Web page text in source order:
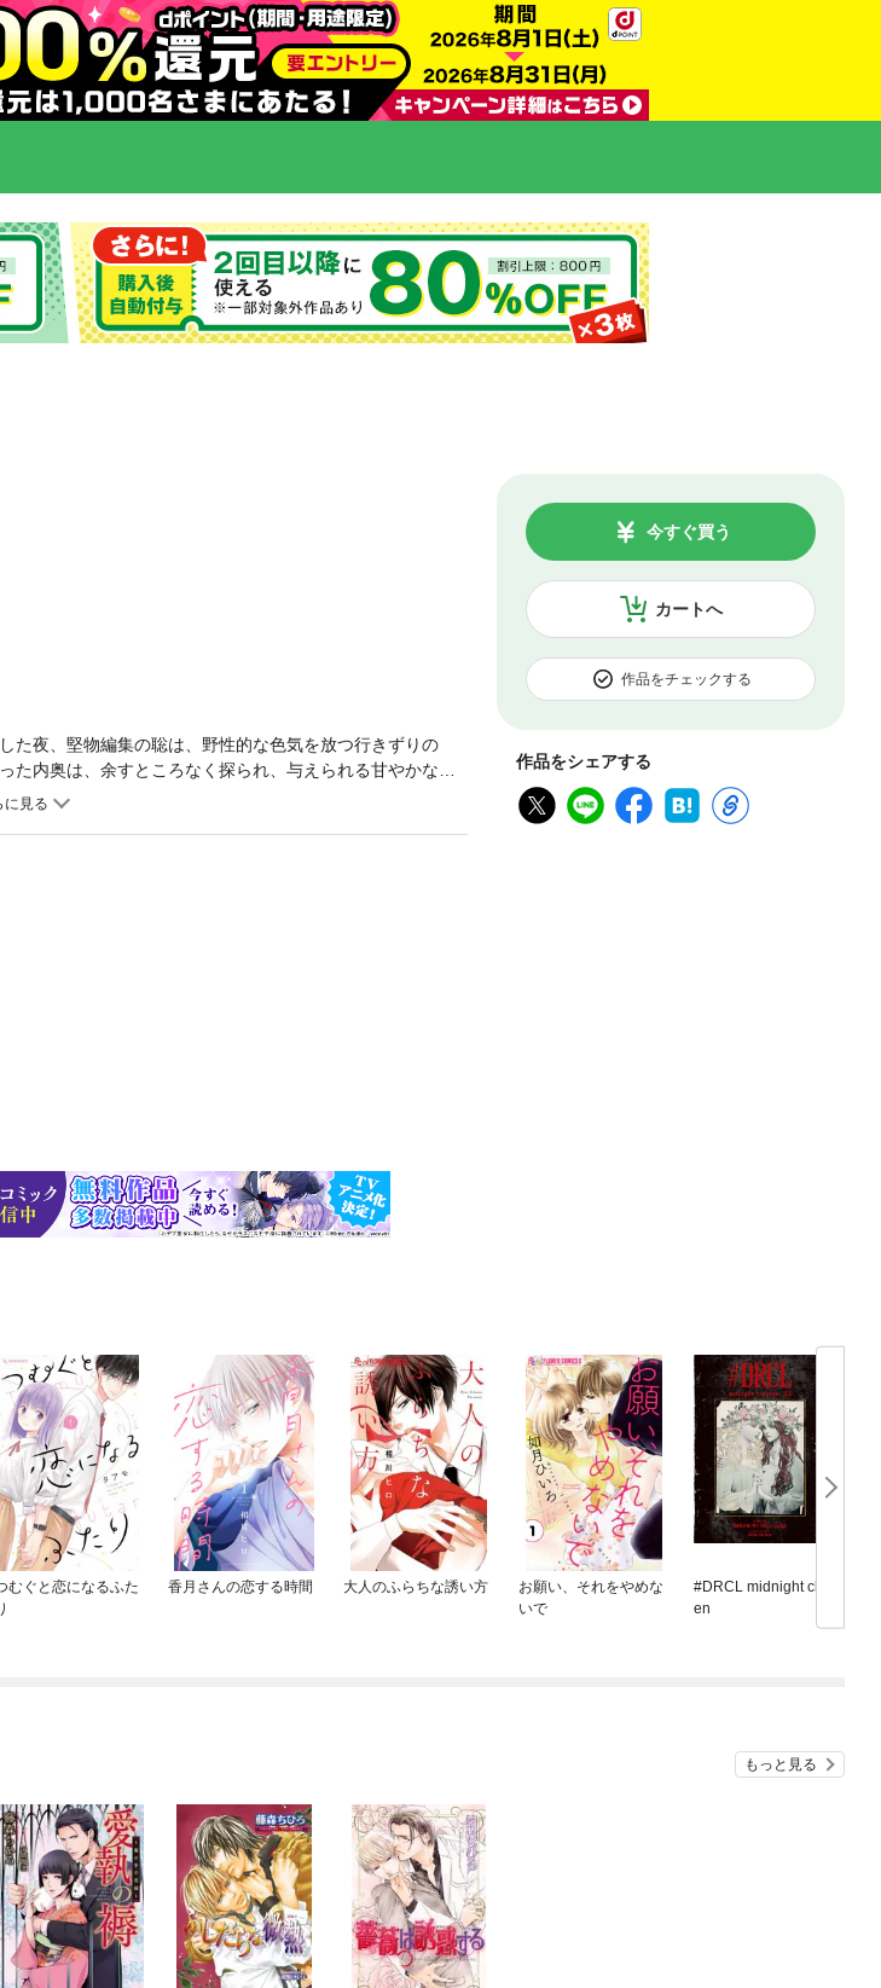
カートへ
今すぐ買う
作品をチェックする
作品をシェアする
夜、堅物編集の聡は、野性的な色気を放つ行きずりの
内奥は、余すところなく探られ、与えられる甘やかな熱
一夜限りの遊び。躰に潜む熱に気づかぬ振りでそう割り
むぐと恋になるふた
香月さんの恋する時間 大人のふらちな誘い方
お願い、それをやめな
いで
#DRCL midnight childr
en
もっと見る